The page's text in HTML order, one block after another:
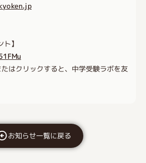
】
はクリックすると、中学受験ラボを友
お知らせ一覧に戻る